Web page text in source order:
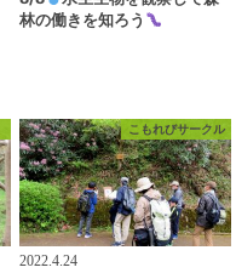
林の働きを知ろう
こもれびサークル
2022.4.24